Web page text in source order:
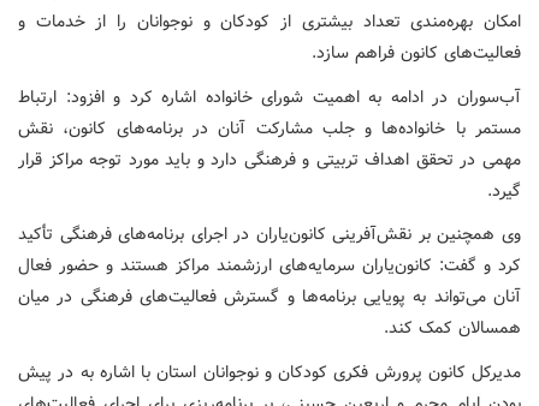
امکان بهره‌مندی تعداد بیشتری از کودکان و نوجوانان را از خدمات و
فعالیت‌های کانون فراهم سازد.
آب‌سوران در ادامه به اهمیت شورای خانواده اشاره کرد و افزود: ارتباط
مستمر با خانواده‌ها و جلب مشارکت آنان در برنامه‌های کانون، نقش
مهمی در تحقق اهداف تربیتی و فرهنگی دارد و باید مورد توجه مراکز قرار
گیرد.
وی همچنین بر نقش‌آفرینی کانون‌یاران در اجرای برنامه‌های فرهنگی تأکید
کرد و گفت: کانون‌یاران سرمایه‌های ارزشمند مراکز هستند و حضور فعال
آنان می‌تواند به پویایی برنامه‌ها و گسترش فعالیت‌های فرهنگی در میان
همسالان کمک کند.
مدیرکل کانون پرورش فکری کودکان و نوجوانان استان با اشاره به در پیش